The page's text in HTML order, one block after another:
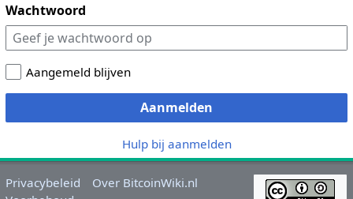
Wachtwoord
Aangemeld blijven
Aanmelden
Hulp bij aanmelden
Privacybeleid
Over BitcoinWiki.nl